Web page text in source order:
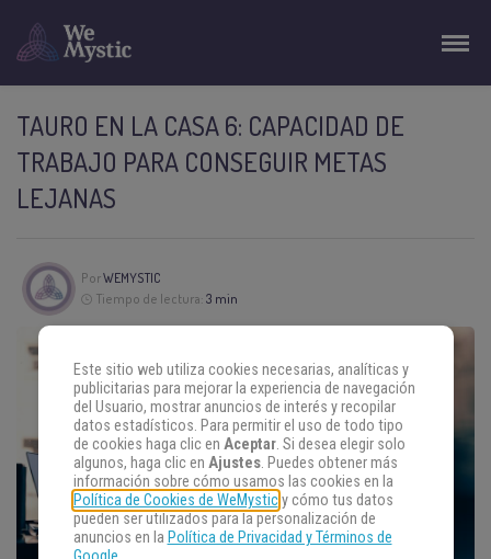
TAURO EN LA CASA 6: CAPACIDAD DE
TRABAJO PARA CONSEGUIR METAS
LEJANAS
PorWEMYSTIC
Tiempo de lectura: 3 min
Este sitio web utiliza cookies necesarias, analíticas y
publicitarias para mejorar la experiencia de navegación
del Usuario, mostrar anuncios de interés y recopilar
datos estadísticos. Para permitir el uso de todo tipo
de cookies haga clic en Aceptar. Si desea elegir solo
algunos, haga clic en Ajustes. Puedes obtener más
información sobre cómo usamos las cookies en la
Política de Cookies de WeMysticy cómo tus datos
pueden ser utilizados para la personalización de
anuncios en la Política de Privacidad y Términos de